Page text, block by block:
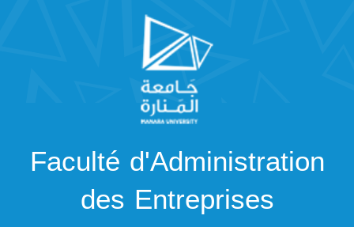
Faculté d'Administration
des Entreprises